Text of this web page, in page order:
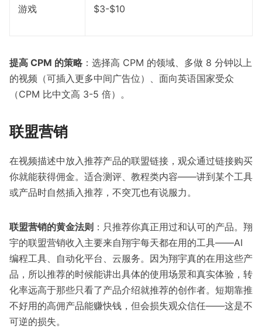
游戏 $3-$10
提高 CPM 的策略 ：选择高 CPM 的领域、多做 8 分钟以上
的视频（可插入更多中间广告位）、面向英语国家受众
（CPM 比中文高 3-5 倍）。
联盟营销
在视频描述中放入推荐产品的联盟链接，观众通过链接购买
你就能获得佣金。适合测评、教程类内容——讲到某个工具
或产品时自然插入推荐，不突兀也有说服力。
联盟营销的黄金法则 ：只推荐你真正用过和认可的产品。翔
宇的联盟营销收入主要来自翔宇每天都在用的工具——AI
编程工具、自动化平台、云服务。因为翔宇真的在用这些产
品，所以推荐的时候能讲出具体的使用场景和真实体验，转
化率远高于那些只看了产品介绍就推荐的创作者。短期靠推
不好用的高佣产品能赚快钱，但会损失观众信任——这是不
可逆的损失。